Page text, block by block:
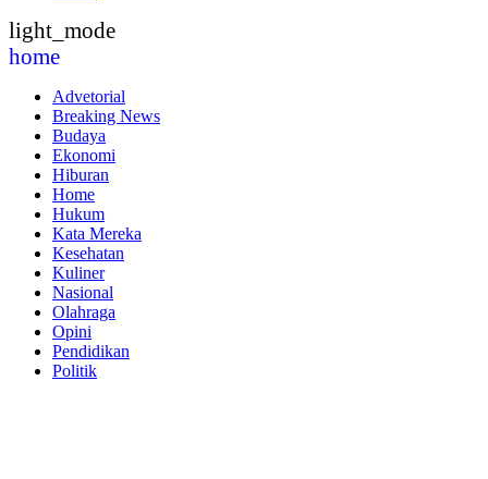
light_mode
home
Advetorial
Breaking News
Budaya
Ekonomi
Hiburan
Home
Hukum
Kata Mereka
Kesehatan
Kuliner
Nasional
Olahraga
Opini
Pendidikan
Politik